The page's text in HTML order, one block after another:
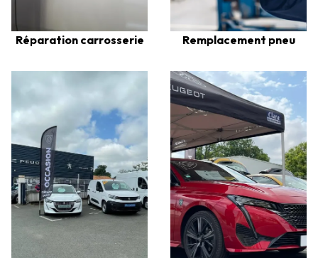
Réparation carrosserie Remplacement pneu